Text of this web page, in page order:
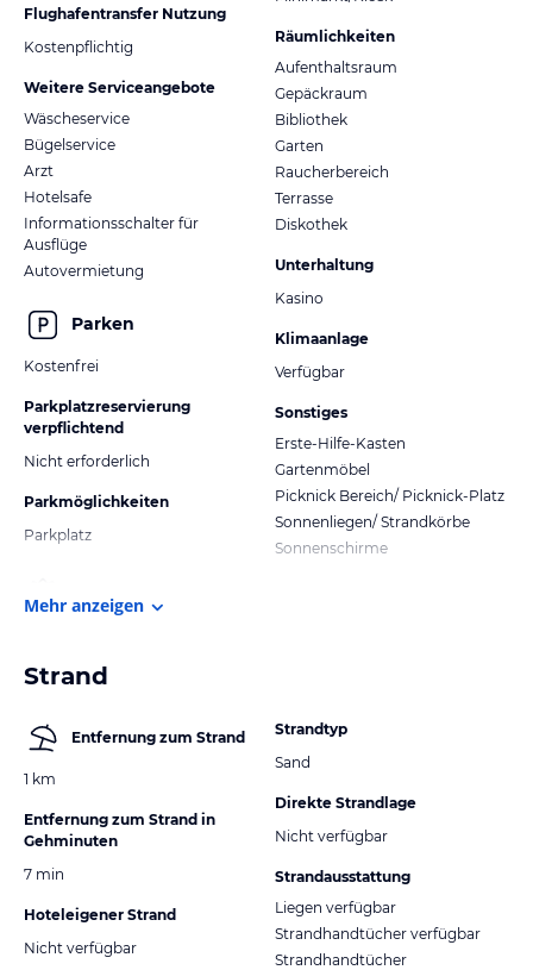
Flughafentransfer Nutzung
Kostenpflichtig
Weitere Serviceangebote
Wäscheservice
Bügelservice
Arzt
Hotelsafe
Informationsschalter für
Ausflüge
Autovermietung
Parken
Kostenfrei
Parkplatzreservierung
verpflichtend
Nicht erforderlich
Parkmöglichkeiten
Parkplatz
Räumlichkeiten
Aufenthaltsraum
Gepäckraum
Bibliothek
Garten
Raucherbereich
Terrasse
Diskothek
Unterhaltung
Kasino
Klimaanlage
Verfügbar
Sonstiges
Erste-Hilfe-Kasten
Gartenmöbel
Picknick Bereich/ Picknick-Platz
Sonnenliegen/ Strandkörbe
Sonnenschirme
Mehr anzeigen
Strand
Entfernung zum Strand
1 km
Entfernung zum Strand in
Gehminuten
7 min
Hoteleigener Strand
Nicht verfügbar
Strandtyp
Sand
Direkte Strandlage
Nicht verfügbar
Strandausstattung
Liegen verfügbar
Strandhandtücher verfügbar
Strandhandtücher